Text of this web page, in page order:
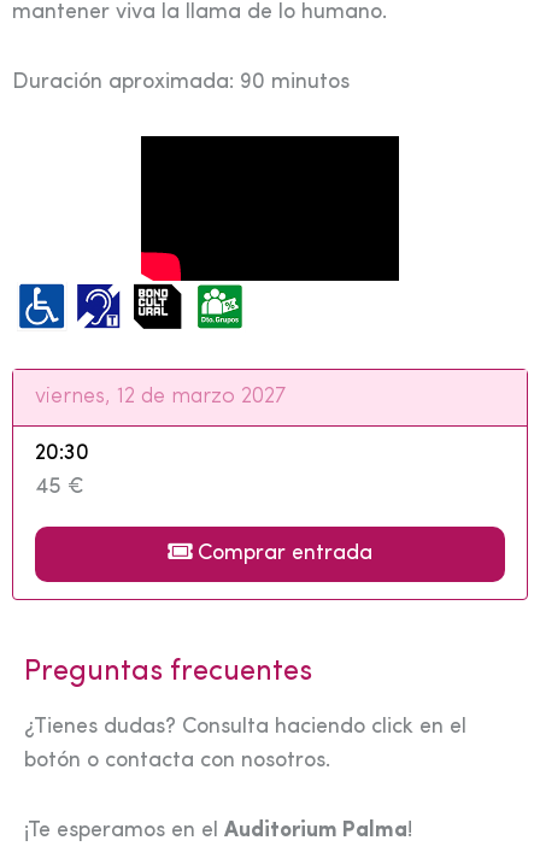
mantener viva la llama de lo humano.
Duración aproximada: 90 minutos
viernes, 12 de marzo 2027
20:30
45 €
Comprar entrada
Preguntas frecuentes
¿Tienes dudas? Consulta haciendo click en el
botón o contacta con nosotros.
¡Te esperamos en el Auditorium Palma!